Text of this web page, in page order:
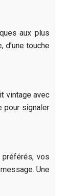
aux plus
touche
vintage avec
pour signaler
vos
Une